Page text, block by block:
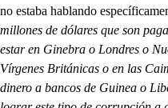
no estaba hablando
millones de dólares que son
estar en Ginebra o Londres o
Vírgenes Británicas o en las
dinero a bancos de Guinea o